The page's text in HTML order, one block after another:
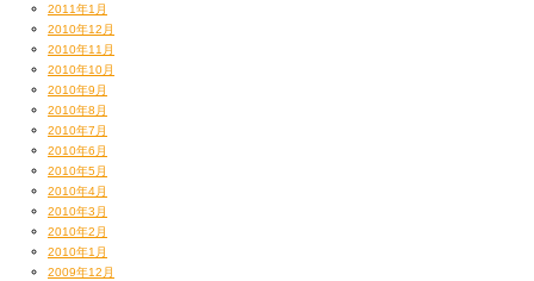
2011年1月
2010年12月
2010年11月
2010年10月
2010年9月
2010年8月
2010年7月
2010年6月
2010年5月
2010年4月
2010年3月
2010年2月
2010年1月
2009年12月